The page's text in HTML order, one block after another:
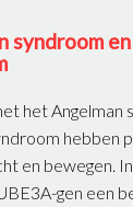
syndroom
het Angelman
hebben
en bewegen.
gen een